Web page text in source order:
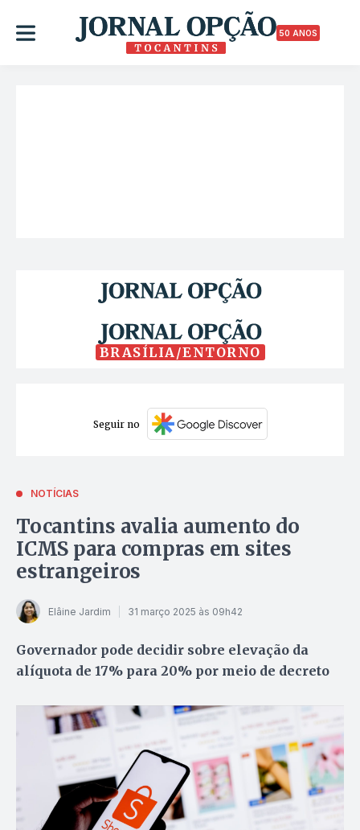
50 ANOS
BRASÍLIA/ENTORNO
Seguir no
NOTÍCIAS
Tocantins avalia aumento do
ICMS para compras em sites
estrangeiros
Elâine Jardim 31 março 2025 às 09h42
Governador pode decidir sobre elevação da
alíquota de 17% para 20% por meio de decreto